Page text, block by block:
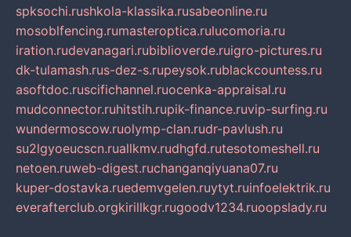
spksochi.rushkola-klassika.rusabeonline.ru
mosoblfencing.rumasteroptica.rulucomoria.ru
iration.rudevanagari.rubiblioverde.ruigro-pictures.ru
dk-tulamash.rus-dez-s.rupeysok.rublackcountess.ru
asoftdoc.ruscifichannel.ruocenka-appraisal.ru
mudconnector.ruhitstih.rupik-finance.ruvip-surfing.ru
wundermoscow.ruolymp-clan.rudr-pavlush.ru
su2lgyoeucscn.ruallkmv.rudhgfd.rutesotomeshell.ru
netoen.ruweb-digest.ruchanganqiyuana07.ru
kuper-dostavka.ruedemvgelen.ruytyt.ruinfoelektrik.ru
everafterclub.orgkirillkgr.rugoodv1234.ruoopslady.ru